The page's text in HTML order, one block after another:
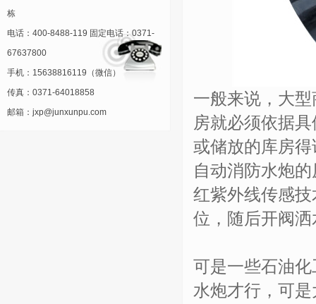
栋
电话：400-8488-119 固定电话：0371-
67637800
手机：15638816119（微信）
传真：0371-64018858
邮箱：jxp@junxunpu.com
一般来说，大
房就必须依据
或储放的库房
自动消防水炮
红紫外线传感
位，随后开阀
可是一些石油
水炮才行，可